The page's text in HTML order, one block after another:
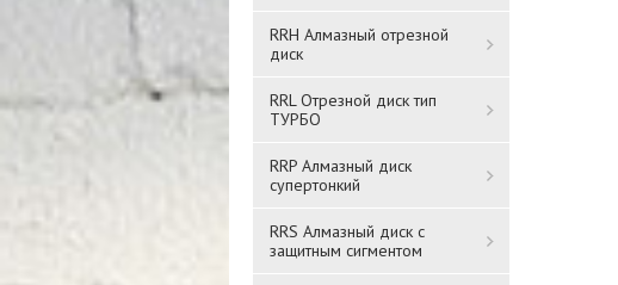
RRH Алмазный отрезной
диск
RRL Отрезной диск тип
ТУРБО
RRP Алмазный диск
супертонкий
RRS Алмазный диск с
защитным сигментом